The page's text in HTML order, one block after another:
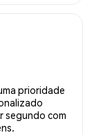
prioridade
segundo com